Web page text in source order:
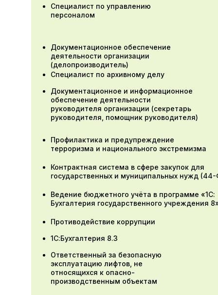
Специалист по управлению
персоналом
Документационное обеспечение
деятельности организации
(делопроизводитель)
Специалист по архивному делу
Документационное и информационное
обеспечение деятельности
руководителя организации (секретарь
руководителя, помощник руководителя)
Профилактика и предупреждение
терроризма и национального экстремизма
Контрактная система в сфере закупок для
государственных и муниципальных нужд
Ведение бюджетного учёта в программе «1С:
Бухгалтерия государственного учреждения
Противодействие коррупции
1С:Бухгалтерия 8.3
Ответственный за безопасную
эксплуатацию лифтов, не
относящихся к опасно-
производственным объектам